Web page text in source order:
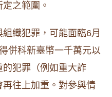
之範圍。
織犯罪，可能面臨6月
併科新臺幣一千萬元以
的犯罪（例如重大詐
往上加重。對參與情